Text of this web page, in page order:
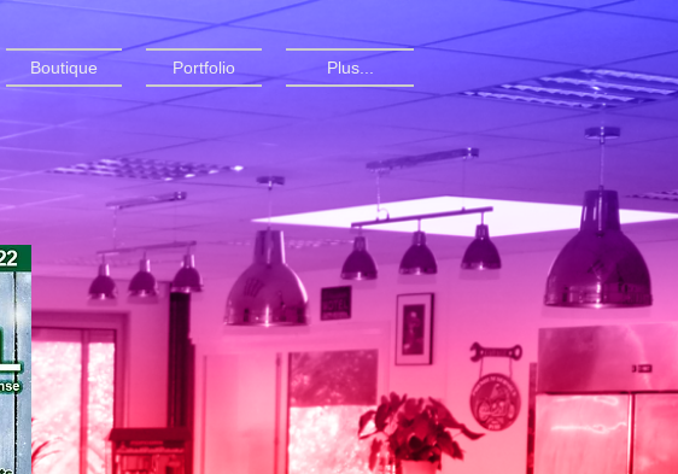
Boutique Portfolio Plus...